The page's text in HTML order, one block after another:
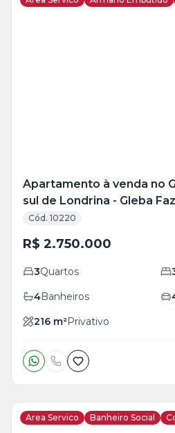
Apartamento à venda no
sul de Londrina - Gleba
Cód. 10220
R$ 2.750.000
3Quartos
4Banheiros
216 m²Privativo
Area Servico Banheiro Social